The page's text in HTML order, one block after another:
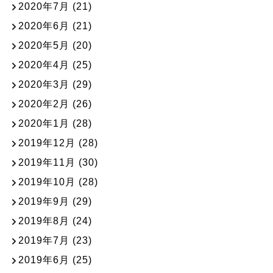
2020年7月 (21)
2020年6月 (21)
2020年5月 (20)
2020年4月 (25)
2020年3月 (29)
2020年2月 (26)
2020年1月 (28)
2019年12月 (28)
2019年11月 (30)
2019年10月 (28)
2019年9月 (29)
2019年8月 (24)
2019年7月 (23)
2019年6月 (25)